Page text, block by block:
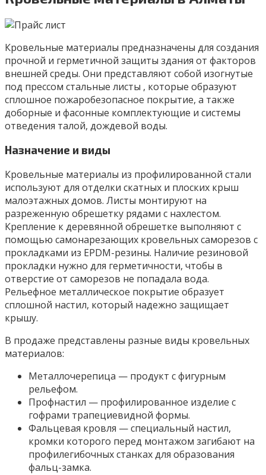
Кровельные материалы предназначены для создания
прочной и герметичной защиты здания от факторов
внешней среды. Они представляют собой изогнутые
под прессом стальные листы , которые образуют
сплошное пожаробезопасное покрытие, а также
доборные и фасонные комплектующие и системы
отведения талой, дождевой воды.
Назначение и виды
Кровельные материалы из профилированной стали
используют для отделки скатных и плоских крыш
малоэтажных домов. Листы монтируют на
разреженную обрешетку рядами с нахлестом.
Крепление к деревянной обрешетке выполняют с
помощью самонарезающих кровельных саморезов с
прокладками из EPDM-резины. Наличие резиновой
прокладки нужно для герметичности, чтобы в
отверстие от саморезов не попадала вода.
Рельефное металлическое покрытие образует
сплошной настил, который надежно защищает
крышу.
В продаже представлены разные виды кровельных
материалов:
Металлочерепица — продукт с фигурным
рельефом.
Профнастил — профилированное изделие с
гофрами трапециевидной формы.
Фальцевая кровля — специальный настил,
кромки которого перед монтажом загибают на
профилегибочных станках для образования
фальц-замка.